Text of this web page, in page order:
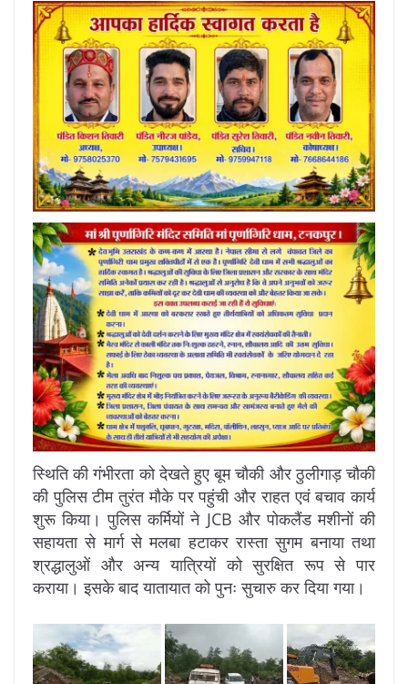
स्थिति की गंभीरता को देखते हुए बूम चौकी और ठुलीगाड़ चौकी
की पुलिस टीम तुरंत मौके पर पहुंची और राहत एवं बचाव कार्य
शुरू किया। पुलिस कर्मियों ने JCB और पोकलैंड मशीनों की
सहायता से मार्ग से मलबा हटाकर रास्ता सुगम बनाया तथा
श्रद्धालुओं और अन्य यात्रियों को सुरक्षित रूप से पार
कराया। इसके बाद यातायात को पुनः सुचारु कर दिया गया।